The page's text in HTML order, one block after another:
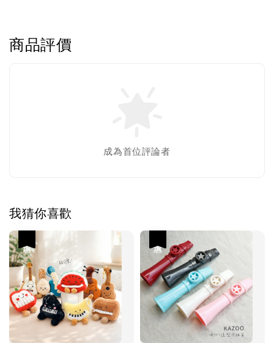
商品評價
成為首位評論者
我猜你喜歡